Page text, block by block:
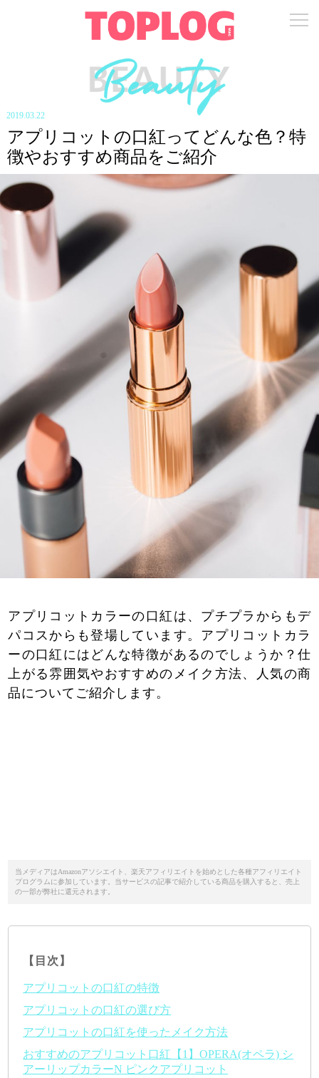
2019.03.22
アプリコットの口紅ってどんな色？特
徴やおすすめ商品をご紹介
アプリコットカラーの口紅は、プチプラからもデ
パコスからも登場しています。アプリコットカラ
ーの口紅にはどんな特徴があるのでしょうか？仕
上がる雰囲気やおすすめのメイク方法、人気の商
品についてご紹介します。
当メディアはAmazonアソシエイト、楽天アフィリエイトを始めとした各種アフィリエイト
プログラムに参加しています。当サービスの記事で紹介している商品を購入すると、売上
の一部が弊社に還元されます。
【目次】
アプリコットの口紅の特徴
アプリコットの口紅の選び方
アプリコットの口紅を使ったメイク方法
おすすめのアプリコット口紅【1】OPERA(オペラ) シ
アーリップカラーN ピンクアプリコット